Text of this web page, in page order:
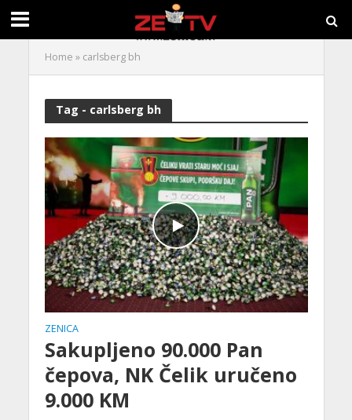
Home » carlsberg bh
Tag - carlsberg bh
ZENICA
Sakupljeno 90.000 Pan
čepova, NK Čelik uručeno
9.000 KM